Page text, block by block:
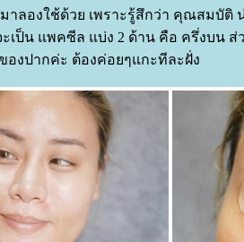
าลองใช้ด้วย เพราะรู้สึกว่า คุณสมบัติ
เป็น แพคซีล แบ่ง 2 ด้าน คือ ครึ่งบน
งปากค่ะ ต้องค่อยๆแกะทีละฝั่ง